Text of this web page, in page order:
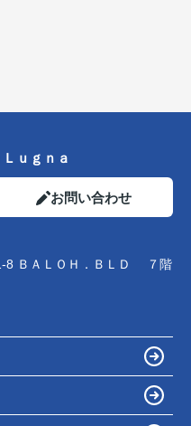
ｕｇｎａ
お問い合わせ
8 ＢＡＬＯＨ．ＢＬＤ ７階